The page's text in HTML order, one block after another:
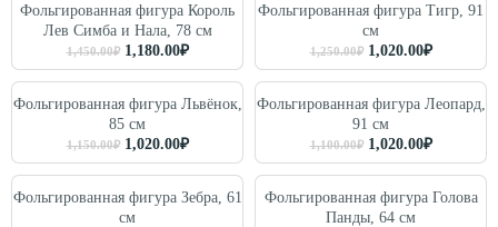
Фольгированная фигура Король
Лев Симба и Нала, 78 см
1,450.00₽ 1,180.00₽
Фольгированная фигура Тигр, 91
см
1,250.00₽ 1,020.00₽
Фольгированная фигура Львёнок,
85 см
1,150.00₽ 1,020.00₽
Фольгированная фигура Леопард,
91 см
1,100.00₽ 1,020.00₽
Фольгированная фигура Зебра, 61
см
Фольгированная фигура Голова
Панды, 64 см